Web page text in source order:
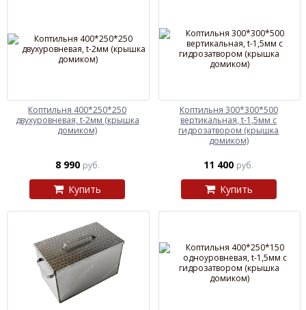
Коптильня 400*250*250
двухуровневая, t-2мм (крышка
домиком)
8 990 руб.
Купить
Коптильня 300*300*500
вертикальная, t-1,5мм с
гидрозатвором (крышка
домиком)
11 400 руб.
Купить